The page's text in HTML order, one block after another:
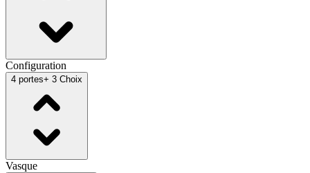
Configuration
4 portes+ 3 Choix
Vasque